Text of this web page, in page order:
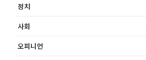
정치
사회
오피니언